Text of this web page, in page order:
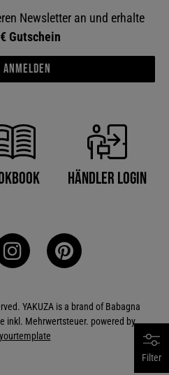
Filter
Newsletter an und erhalte
Gutschein
Händler Login
YAKUZA is a brand of Babagna
inkl. Mehrwertsteuer. powered by